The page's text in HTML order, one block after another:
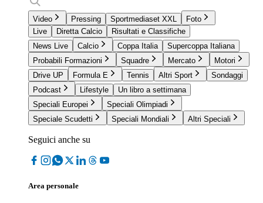
Video Pressing Sportmediaset XXL
Foto
Live
Diretta Calcio
Risultati e Classifiche
News Live
Calcio Coppa Italia
Supercoppa Italiana
Probabili Formazioni
Squadre Mercato
Motori
Drive UP
Formula E Tennis Altri Sport
Sondaggi
Podcast
Lifestyle
Un libro a settimana
Speciali Europei
Speciali Olimpiadi
Speciale Scudetti
Speciali Mondiali Altri Speciali
Seguici anche su
Area personale